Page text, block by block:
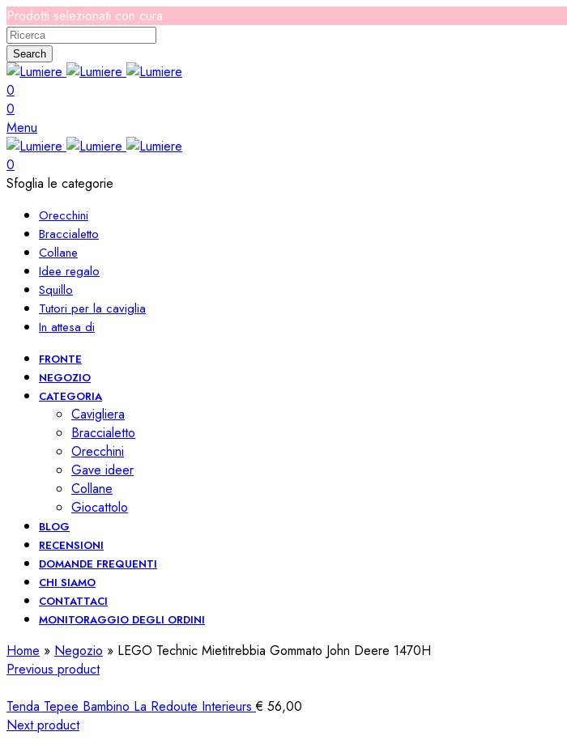
Prodotti selezionati con cura
Search
0
0
Menu
0
Sfoglia le categorie
Orecchini
Braccialetto
Collane
Idee regalo
Squillo
Tutori per la caviglia
In attesa di
FRONTE
NEGOZIO
CATEGORIA
Cavigliera
Braccialetto
Orecchini
Gave ideer
Collane
Giocattolo
BLOG
RECENSIONI
DOMANDE FREQUENTI
CHI SIAMO
CONTATTACI
MONITORAGGIO DEGLI ORDINI
Home » Negozio » LEGO Technic Mietitrebbia Gommato John Deere 1470H
Previous product
Tenda Tepee Bambino La Redoute Interieurs€ 56,00
Next product